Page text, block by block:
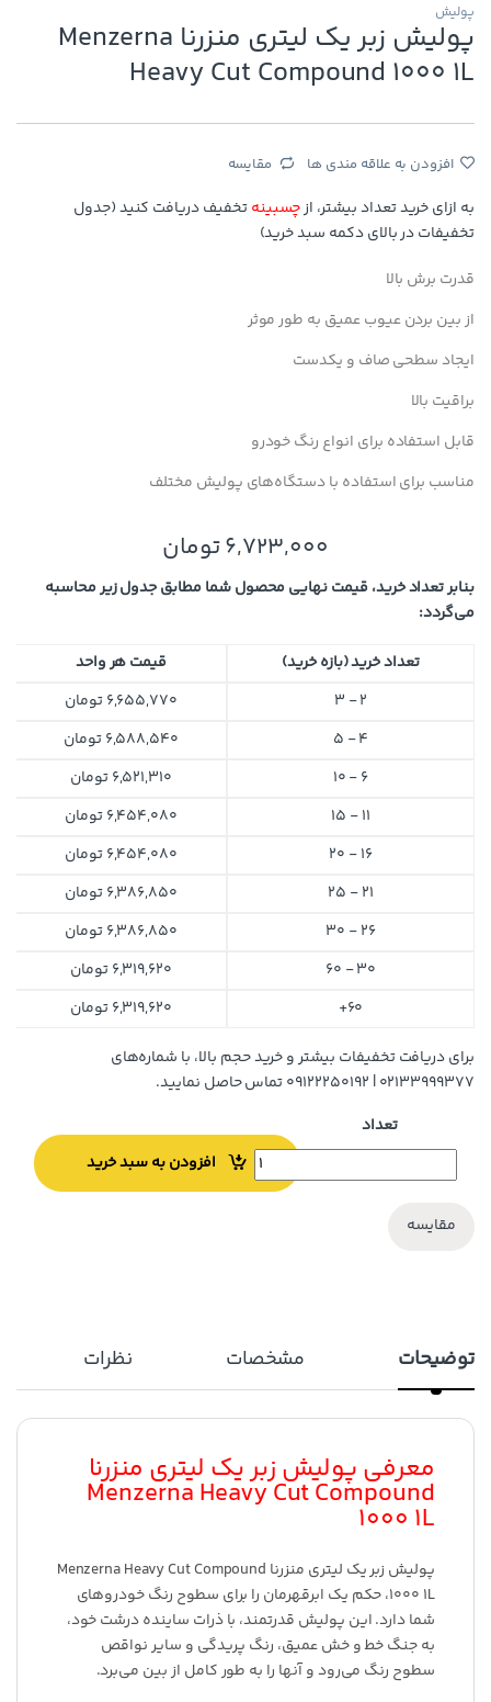
پولیش
پولیش زبر یک لیتری منزرنا Menzerna
Heavy Cut Compound 1000 1L
افزودن به علاقه مندی ها مقایسه
به ازای خرید تعداد بیشتر، ازچسبینهتخفیف دریافت کنید (جدول
تخفیفات در بالای دکمه سبد خرید)
قدرت برش بالا
از بین بردن عیوب عمیق به طور موثر
ایجاد سطحی صاف و یکدست
براقیت بالا
قابل استفاده برای انواع رنگ خودرو
مناسب برای استفاده با دستگاه‌های پولیش مختلف
6,723,000تومان
بنابر تعداد خرید، قیمت نهایی محصول شما مطابق جدول زیر محاسبه
می‌گردد:
تعداد خرید (بازه خرید)
قیمت هر واحد
2 - 3
6,655,770تومان
4 - 5
6,588,540تومان
6 - 10
6,521,310تومان
11 - 15
6,454,080تومان
16 - 20
6,454,080تومان
21 - 25
6,386,850تومان
26 - 30
6,386,850تومان
30 - 60
6,319,620تومان
60+
6,319,620تومان
برای دریافت تخفیفات بیشتر و خرید حجم بالا، با شماره‌های
۰۲۱۳۳۹۹۹۳۷۷ | ۰۹۱۲۲۲۵۰۱۹۲ تماس حاصل نمایید.
تعداد
افزودن به سبد خرید
مقایسه
توضیحات مشخصات نظرات
معرفی پولیش زبر یک لیتری منزرنا
Menzerna Heavy Cut Compound
1000 1L
پولیش زبر یک لیتری منزرنا Menzerna Heavy Cut Compound
1000 1L، حکم یک ابرقهرمان را برای سطوح رنگ خودروهای
شما دارد. این پولیش قدرتمند، با ذرات ساینده درشت خود،
به جنگ خط و خش عمیق، رنگ پریدگی و سایر نواقص
سطوح رنگ می‌رود و آنها را به طور کامل از بین می‌برد.